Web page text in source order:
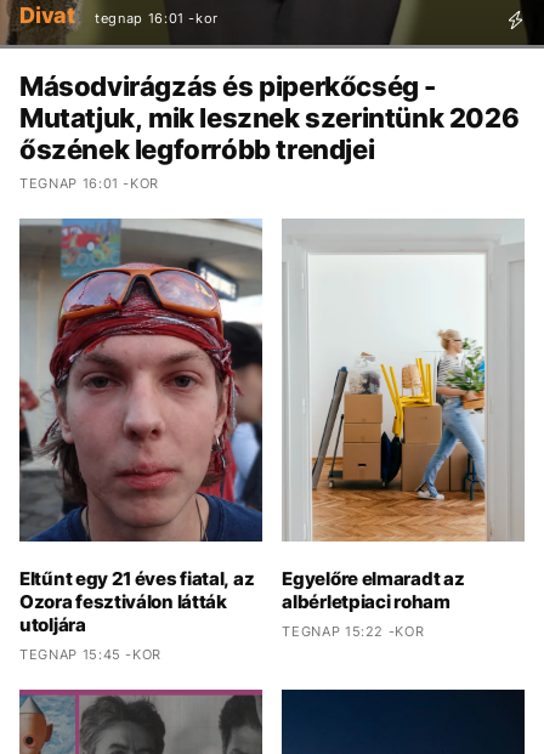
Divat tegnap 16:01 -kor
Másodvirágzás és piperkőcség -
Mutatjuk, mik lesznek szerintünk 2026
őszének legforróbb trendjei
TEGNAP 16:01 -KOR
Eltűnt egy 21 éves fiatal, az
Ozora fesztiválon látták
utoljára
TEGNAP 15:45 -KOR
Egyelőre elmaradt az
albérletpiaci roham
TEGNAP 15:22 -KOR